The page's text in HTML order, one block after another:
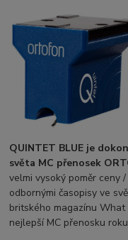
QUINTET BLUE je
světa MC přenosek
velmi vysoký poměr ceny
odbornými časopisy ve
britského magazínu
nejlepší MC přenosku